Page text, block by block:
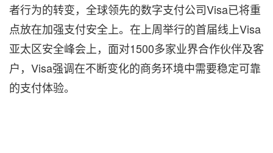
者行为的转变，全球领先的数字支付公司Visa已将重
点放在加强支付安全上。在上周举行的首届线上Visa
亚太区安全峰会上，面对1500多家业界合作伙伴及客
户，Visa强调在不断变化的商务环境中需要稳定可靠
的支付体验。